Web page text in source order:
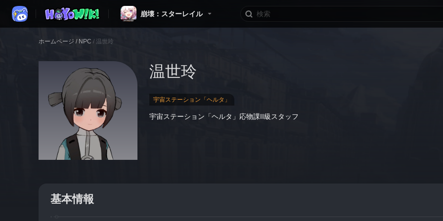
崩壊：スターレイル
ホームページ / NPC / 温世玲
温世玲
宇宙ステーション「ヘルタ」
宇宙ステーション「ヘルタ」応物課II級スタッフ
基本情報